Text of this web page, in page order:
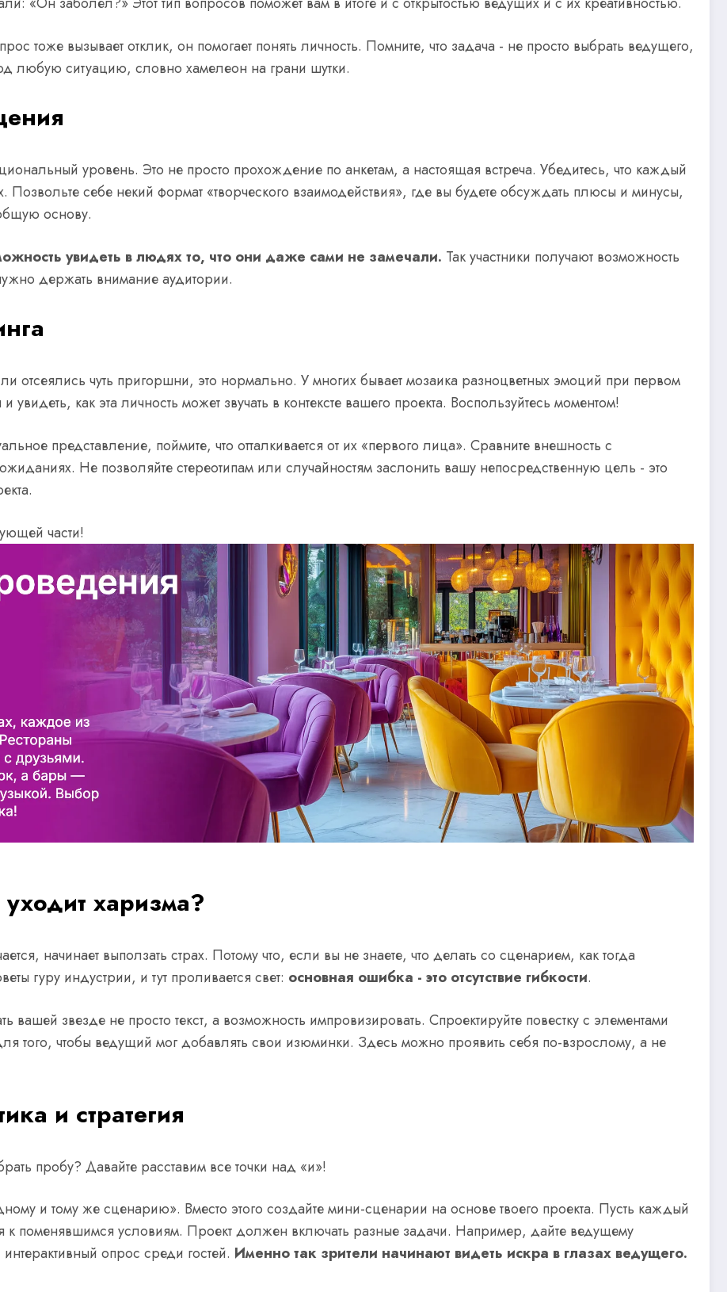
тоже вызывает отклик, он помогает понять личность. Помните, что задача - не просто выбрать ведущего,
любую ситуацию, словно хамелеон на грани шутки.
уровень. Это не просто прохождение по анкетам, а настоящая встреча. Убедитесь, что каждый
Позвольте себе некий формат «творческого взаимодействия», где вы будете обсуждать плюсы и минусы,
основу.
увидеть в людях то, что они даже сами не замечали. Так участники получают возможность
держать внимание аудитории.
отсеялись чуть пригоршни, это нормально. У многих бывает мозаика разноцветных эмоций при первом
как эта личность может звучать в контексте вашего проекта. Воспользуйтесь моментом!
представление, поймите, что отталкивается от их «первого лица». Сравните внешность с
Не позволяйте стереотипам или случайностям заслонить вашу непосредственную цель - это
части!
харизма?
начинает выползать страх. Потому что, если вы не знаете, что делать со сценарием, как тогда
гуру индустрии, и тут проливается свет: основная ошибка - это отсутствие гибкости.
вашей звезде не просто текст, а возможность импровизировать. Спроектируйте повестку с элементами
того, чтобы ведущий мог добавлять свои изюминки. Здесь можно проявить себя по-взрослому, а не
и стратегия
пробу? Давайте расставим все точки над «и»!
и тому же сценарию». Вместо этого создайте мини-сценарии на основе твоего проекта. Пусть каждый
к поменявшимся условиям. Проект должен включать разные задачи. Например, дайте ведущему
опрос среди гостей. Именно так зрители начинают видеть искра в глазах ведущего.